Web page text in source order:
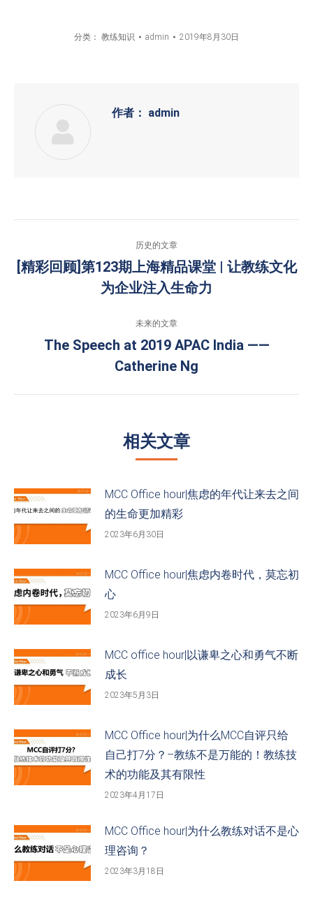
分类： 教练知识 admin 2019年8月30日
作者： admin
章
历史的文章
历
史
章：
[精彩回顾]第123期上海精品课堂 | 让教练文化
为企业注入生命力
未来的文章
未
来
的
章：
The Speech at 2019 APAC India ——
Catherine Ng
相关文章
MCC Office hour|焦虑的年代让来去之间
的生命更加精彩
2023年6月30日
MCC Office hour|焦虑内卷时代，莫忘初
心
2023年6月9日
MCC office hour|以谦卑之心和勇气不断
成长
2023年5月3日
MCC Office hour|为什么MCC自评只给
自己打7分？–教练不是万能的！教练技
术的功能及其有限性
2023年4月17日
MCC Office hour|为什么教练对话不是心
理咨询？
2023年3月18日